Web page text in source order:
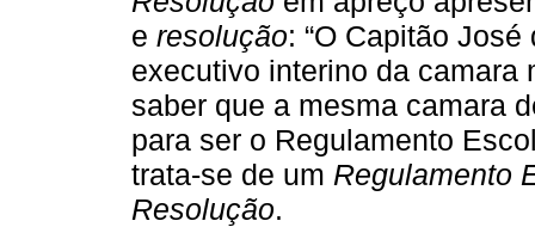
e resolução: “O Capitão
executivo interino da camara
saber que a mesma camara
para ser o Regulamento
trata-se de um Regulamento
Resolução.